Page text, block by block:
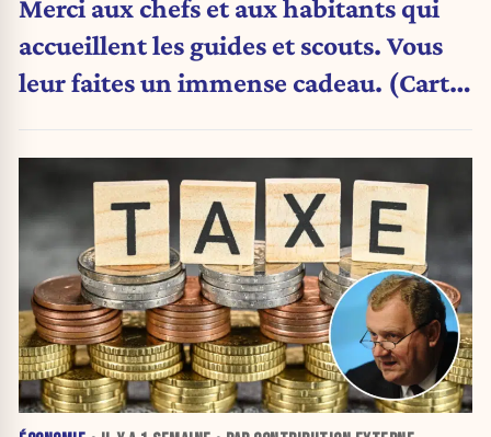
Merci aux chefs et aux habitants qui
accueillent les guides et scouts. Vous
leur faites un immense cadeau. (Carte